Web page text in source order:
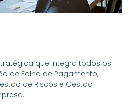
que integra todos os
de Folha de Pagamento,
de Riscos e Gestão